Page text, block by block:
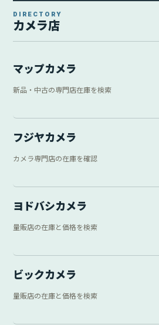
DIRECTORY
カメラ店
マップカメラ
新品・中古の専門店在庫を検索
フジヤカメラ
カメラ専門店の在庫を確認
ヨドバシカメラ
量販店の在庫と価格を検索
ビックカメラ
量販店の在庫と価格を検索